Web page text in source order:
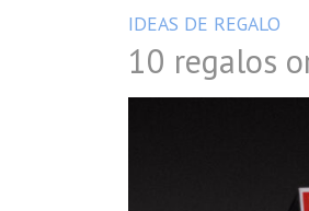
IDEAS DE REGALO
10 regalos